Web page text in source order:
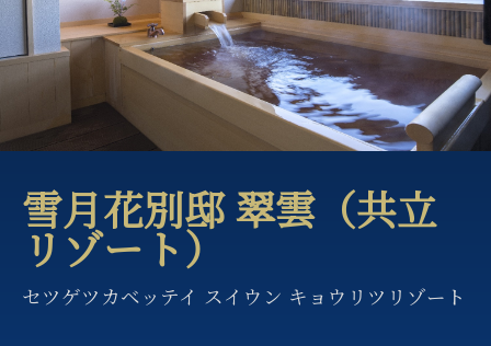
雪月花別邸 翠雲（共立
リゾート）
セツゲツカベッテイ スイウン キョウリツリゾート